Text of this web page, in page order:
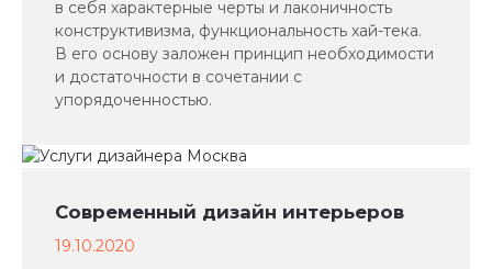
в себя характерные черты и лаконичность
конструктивизма, функциональность хай-тека.
В его основу заложен принцип необходимости
и достаточности в сочетании с
упорядоченностью.
Современный дизайн интерьеров
19.10.2020